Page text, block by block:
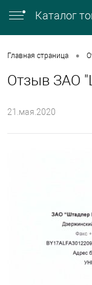
Каталог
Главная страница •
Отзыв ЗАО
21.мая.2020